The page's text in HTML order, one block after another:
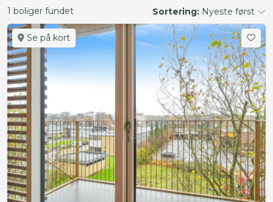
1 boliger fundet Sortering: Nyeste først
Se på kort